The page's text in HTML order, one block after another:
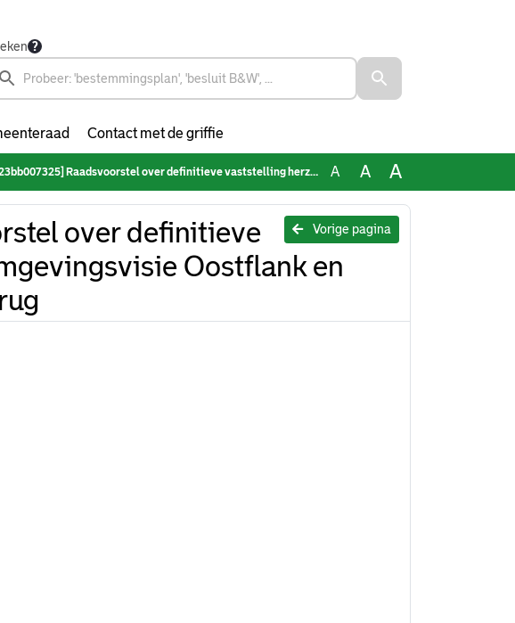
Contact met de griffie
Raadsvoorstel over definitieve vaststelling herziening omgevingsvisie Oostflank en dekkingsvoorstel stadsbrug A A A
Vorige pagina
over definitieve
Oostflank en